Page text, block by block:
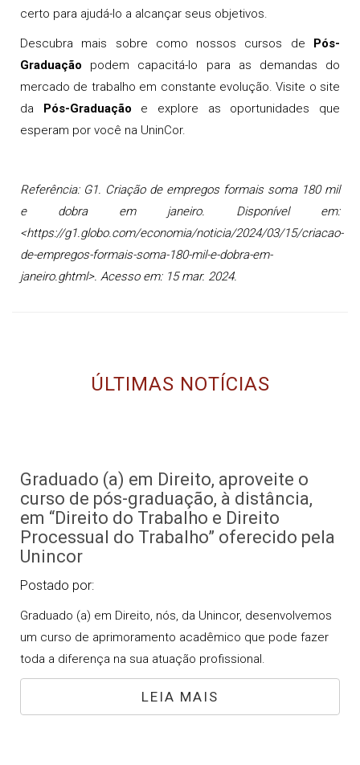
certo para ajudá-lo a alcançar seus objetivos.
Descubra mais sobre como nossos cursos de Pós-
Graduação podem capacitá-lo para as demandas do
mercado de trabalho em constante evolução. Visite o site
da Pós-Graduação e explore as oportunidades que
esperam por você na UninCor.
Referência: G1. Criação de empregos formais soma 180 mil
e dobra em janeiro. Disponível em:
<https://g1.globo.com/economia/noticia/2024/03/15/criacao-
de-empregos-formais-soma-180-mil-e-dobra-em-
janeiro.ghtml>. Acesso em: 15 mar. 2024.
ÚLTIMAS NOTÍCIAS
Graduado (a) em Direito, aproveite o
curso de pós-graduação, à distância,
em “Direito do Trabalho e Direito
Processual do Trabalho” oferecido pela
Unincor
Postado por:
Graduado (a) em Direito, nós, da Unincor, desenvolvemos
um curso de aprimoramento acadêmico que pode fazer
toda a diferença na sua atuação profissional.
LEIA MAIS